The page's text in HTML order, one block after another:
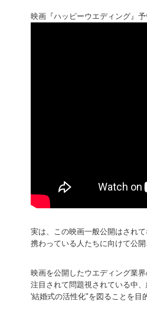
映画『ハッピーウエディング』
実は、この映画一般公開はされ
携わっている人たちに向けて公開
映画を公開したウエディング業
注目されて問題視されている中
'結婚式の活性化"を図ることを目